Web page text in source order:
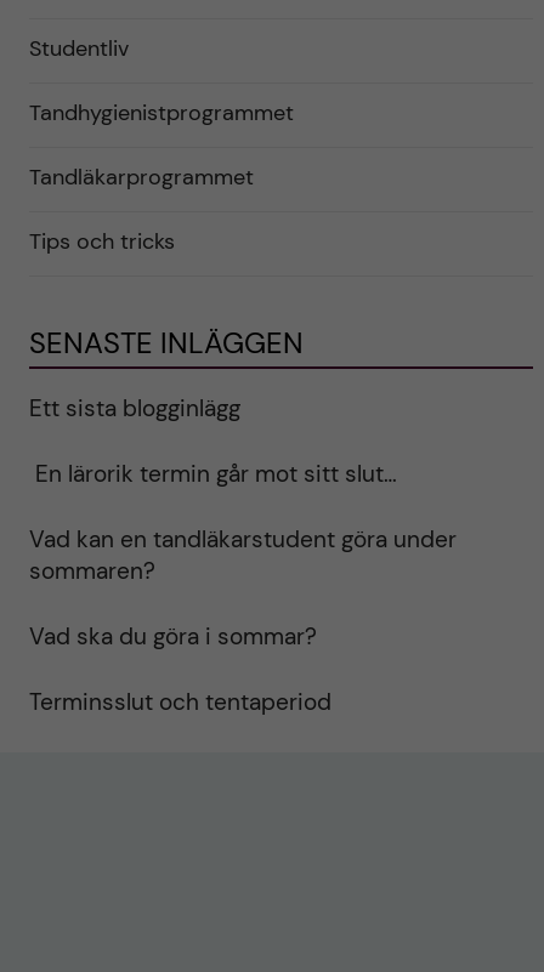
Studentliv
Tandhygienistprogrammet
Tandläkarprogrammet
Tips och tricks
SENASTE INLÄGGEN
Ett sista blogginlägg
En lärorik termin går mot sitt slut…
Vad kan en tandläkarstudent göra under
sommaren?
Vad ska du göra i sommar?
Terminsslut och tentaperiod